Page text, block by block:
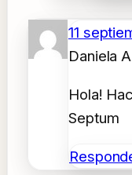
11
Daniela
Hola!
Septum